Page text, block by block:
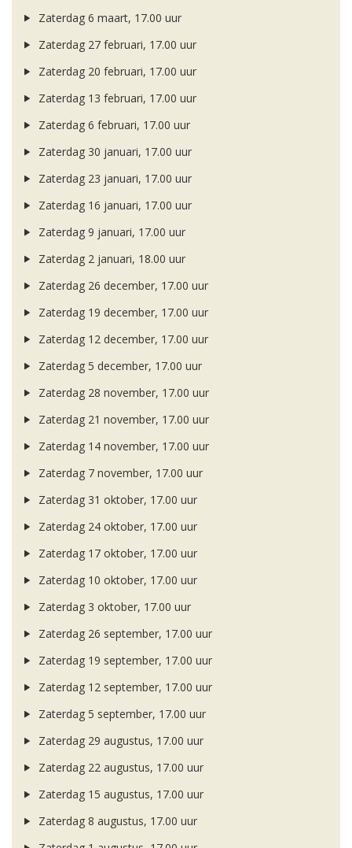
Zaterdag 6 maart, 17.00 uur
Zaterdag 27 februari, 17.00 uur
Zaterdag 20 februari, 17.00 uur
Zaterdag 13 februari, 17.00 uur
Zaterdag 6 februari, 17.00 uur
Zaterdag 30 januari, 17.00 uur
Zaterdag 23 januari, 17.00 uur
Zaterdag 16 januari, 17.00 uur
Zaterdag 9 januari, 17.00 uur
Zaterdag 2 januari, 18.00 uur
Zaterdag 26 december, 17.00 uur
Zaterdag 19 december, 17.00 uur
Zaterdag 12 december, 17.00 uur
Zaterdag 5 december, 17.00 uur
Zaterdag 28 november, 17.00 uur
Zaterdag 21 november, 17.00 uur
Zaterdag 14 november, 17.00 uur
Zaterdag 7 november, 17.00 uur
Zaterdag 31 oktober, 17.00 uur
Zaterdag 24 oktober, 17.00 uur
Zaterdag 17 oktober, 17.00 uur
Zaterdag 10 oktober, 17.00 uur
Zaterdag 3 oktober, 17.00 uur
Zaterdag 26 september, 17.00 uur
Zaterdag 19 september, 17.00 uur
Zaterdag 12 september, 17.00 uur
Zaterdag 5 september, 17.00 uur
Zaterdag 29 augustus, 17.00 uur
Zaterdag 22 augustus, 17.00 uur
Zaterdag 15 augustus, 17.00 uur
Zaterdag 8 augustus, 17.00 uur